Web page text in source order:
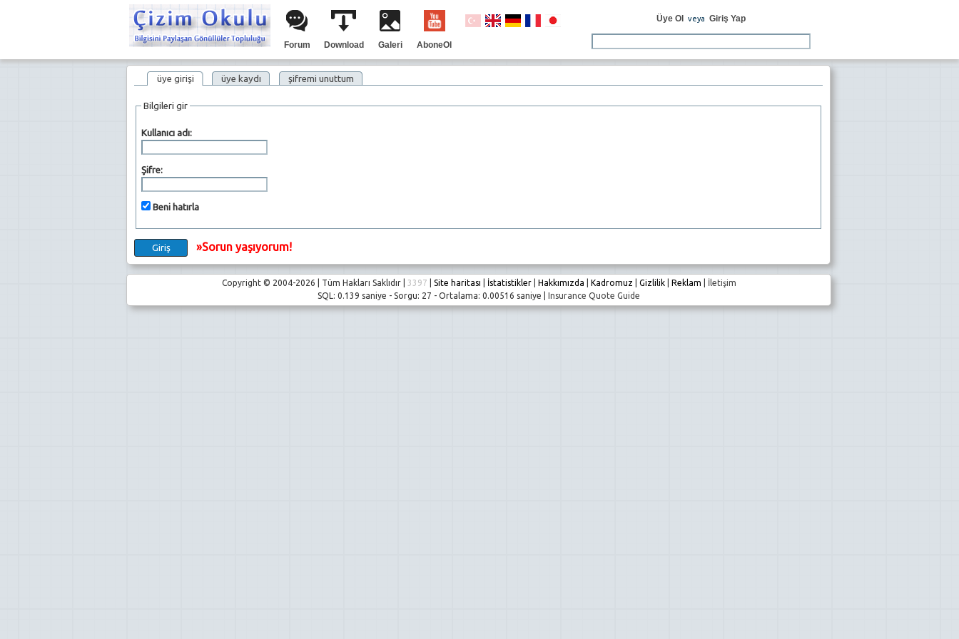
Forum Download Galeri AboneOl
Üye Ol veya Giriş Yap
üye girişi üye kaydı şifremi unuttum
Bilgileri gir
Kullanıcı adı:
Şifre:
Beni hatırla
»Sorun yaşıyorum!
Copyright © 2004-2026 | Tüm Hakları Saklıdır | 3397 Site haritası İstatistikler| Hakkımızda Kadromuz Gizlilik| Reklam
İletişim
SQL: 0.139 saniye - Sorgu: 27 - Ortalama: 0.00516 saniye |
Insurance Quote Guide